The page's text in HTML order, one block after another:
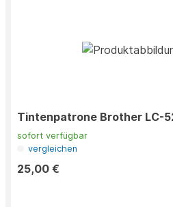
Tintenpatrone Brother LC-
sofort verfügbar
vergleichen
25,00 €